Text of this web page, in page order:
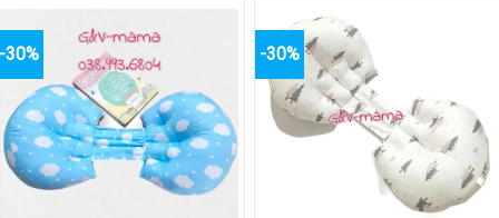
-30% -30%